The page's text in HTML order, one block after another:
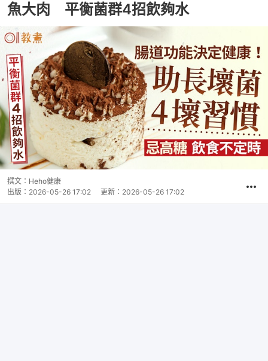
魚大肉 平衡菌群4招飲夠水
撰文： Heho健康
出版： 2026-05-26 17:02 更新： 2026-05-26 17:02